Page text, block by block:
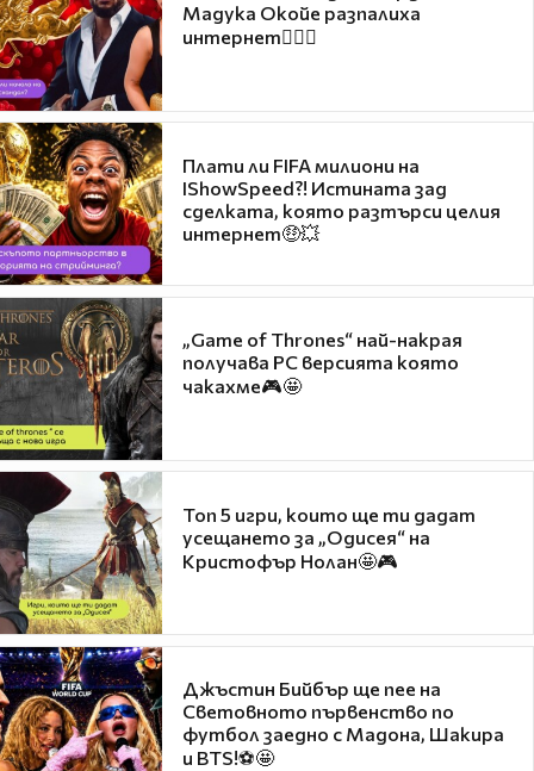
Мадука Окойе разпалиха
интернет❤️‍🔥🔥
Плати ли FIFA милиони на
IShowSpeed?! Истината зад
сделката, която разтърси целия
интернет🤑💥
„Game of Thrones“ най-накрая
получава PC версията която
чакахме🎮🤩
Топ 5 игри, които ще ти дадат
усещането за „Одисея“ на
Кристофър Нолан🤩🎮
Джъстин Бийбър ще пее на
Световното първенство по
футбол заедно с Мадона, Шакира
и BTS!⚽🤩